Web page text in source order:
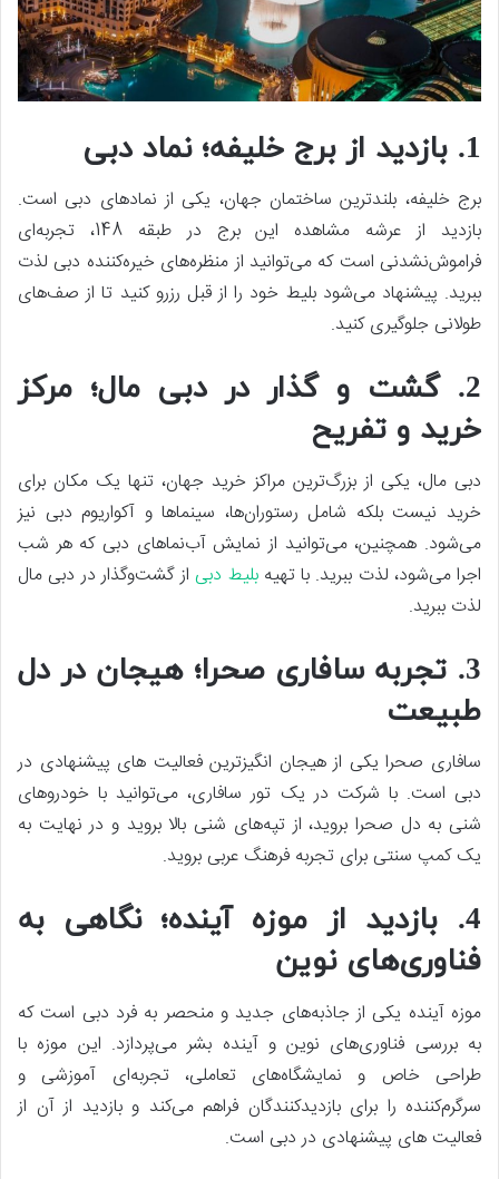
1. بازدید از برج خلیفه؛ نماد دبی
برج خلیفه، بلندترین ساختمان جهان، یکی از نمادهای دبی است.
بازدید از عرشه مشاهده این برج در طبقه 148، تجربه‌ای
فراموش‌نشدنی است که می‌توانید از منظره‌های خیره‌کننده دبی لذت
ببرید. پیشنهاد می‌شود بلیط خود را از قبل رزرو کنید تا از صف‌های
طولانی جلوگیری کنید.
2. گشت و گذار در دبی مال؛ مرکز
خرید و تفریح
دبی مال، یکی از بزرگ‌ترین مراکز خرید جهان، تنها یک مکان برای
خرید نیست بلکه شامل رستوران‌ها، سینماها و آکواریوم دبی نیز
می‌شود. همچنین، می‌توانید از نمایش آب‌نماهای دبی که هر شب
اجرا می‌شود، لذت ببرید. با تهیهبلیط دبی از گشت‌وگذار در دبی مال
لذت ببرید.
3. تجربه سافاری صحرا؛ هیجان در دل
طبیعت
سافاری صحرا یکی از هیجان انگیزترین فعالیت های پیشنهادی در
دبی است. با شرکت در یک تور سافاری، می‌توانید با خودروهای
شنی به دل صحرا بروید، از تپه‌های شنی بالا بروید و در نهایت به
یک کمپ سنتی برای تجربه فرهنگ عربی بروید.
4. بازدید از موزه آینده؛ نگاهی به
فناوری‌های نوین
موزه آینده یکی از جاذبه‌های جدید و منحصر به فرد دبی است که
به بررسی فناوری‌های نوین و آینده بشر می‌پردازد. این موزه با
طراحی خاص و نمایشگاه‌های تعاملی، تجربه‌ای آموزشی و
سرگرم‌کننده را برای بازدیدکنندگان فراهم می‌کند و بازدید از آن از
فعالیت های پیشنهادی در دبی است.